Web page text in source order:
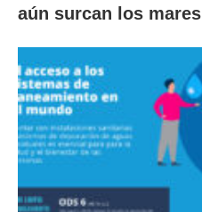
aún surcan los mares